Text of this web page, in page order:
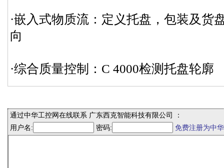
·嵌入式物质流：定义托盘，包装及货
向
·综合质量控制：C 4000检测托盘轮廓
通过中华工控网在线联系 广东西克智能科技有限公司 ：
用户名:
密码: 免费注册为中